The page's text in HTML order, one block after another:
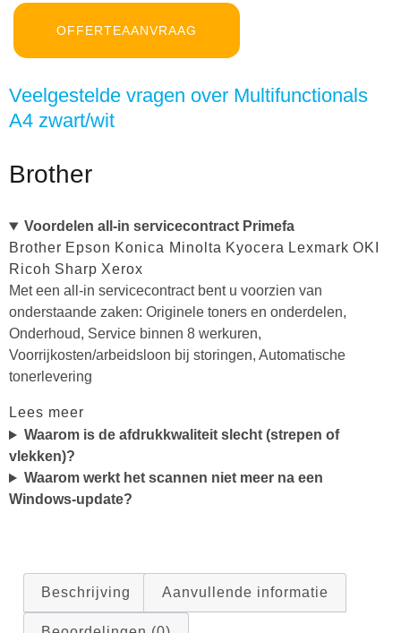
OFFERTEAANVRAAG
Veelgestelde vragen over Multifunctionals
A4 zwart/wit
Brother
Voordelen all-in servicecontract Primefa
Brother Epson Konica Minolta Kyocera Lexmark OKI
Ricoh Sharp Xerox
Met een all-in servicecontract bent u voorzien van
onderstaande zaken: Originele toners en onderdelen,
Onderhoud, Service binnen 8 werkuren,
Voorrijkosten/arbeidsloon bij storingen, Automatische
tonerlevering
Lees meer
Waarom is de afdrukkwaliteit slecht (strepen of
vlekken)?
Waarom werkt het scannen niet meer na een
Windows-update?
Beschrijving Aanvullende informatie